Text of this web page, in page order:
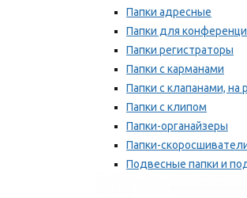
Папки адресные
Папки для
Папки регистраторы
Папки с карманами
Папки с клапанами, на
Папки с клипом
Папки-органайзеры
Папки-
Подвесные папки и